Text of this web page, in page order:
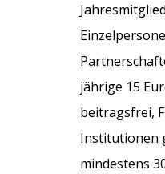
jährige 15
beitragsfrei,
Institutionen
mindestens